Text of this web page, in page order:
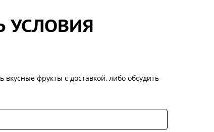
УСЛОВИЯ
вкусные фрукты с доставкой, либо обсудить